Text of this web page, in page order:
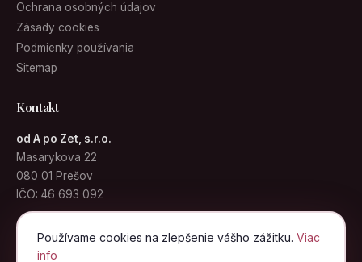
Používame cookies na zlepšenie vášho zážitku. Viac
info
Ochrana osobných údajov
Zásady cookies
Podmienky používania
Sitemap
Kontakt
od A po Zet, s.r.o.
Masarykova 22
080 01 Prešov
IČO: 46 693 092
info@kabelky.sk